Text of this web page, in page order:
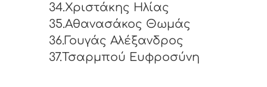
34.Χριστάκης Ηλίας
35.Αθανασάκος Θωμάς
36.Γουγάς Αλέξανδρος
37.Τσαρμπού Ευφροσύνη